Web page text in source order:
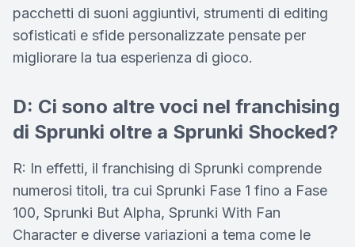
pacchetti di suoni aggiuntivi, strumenti di editing
sofisticati e sfide personalizzate pensate per
migliorare la tua esperienza di gioco.
D: Ci sono altre voci nel franchising
di Sprunki oltre a Sprunki Shocked?
R: In effetti, il franchising di Sprunki comprende
numerosi titoli, tra cui Sprunki Fase 1 fino a Fase
100, Sprunki But Alpha, Sprunki With Fan
Character e diverse variazioni a tema come le